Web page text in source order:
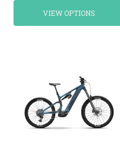
VIEW OPTIONS